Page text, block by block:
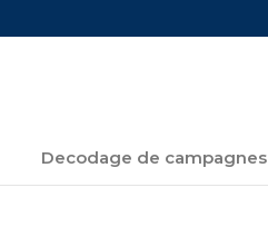
Decodage de campagnes